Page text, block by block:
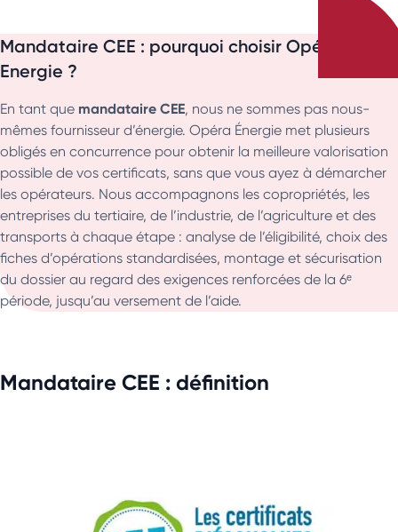
Mandataire CEE : pourquoi choisir Opéra
Energie ?
En tant que mandataire CEE, nous ne sommes pas nous-
mêmes fournisseur d’énergie. Opéra Énergie met plusieurs
obligés en concurrence pour obtenir la meilleure valorisation
possible de vos certificats, sans que vous ayez à démarcher
les opérateurs. Nous accompagnons les copropriétés, les
entreprises du tertiaire, de l’industrie, de l’agriculture et des
transports à chaque étape : analyse de l’éligibilité, choix des
fiches d’opérations standardisées, montage et sécurisation
du dossier au regard des exigences renforcées de la 6ᵉ
période, jusqu’au versement de l’aide.
Mandataire CEE : définition